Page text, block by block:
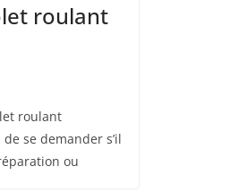
roulant
roulant
se demander s’il
ou